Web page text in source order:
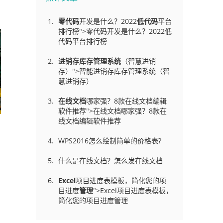
零代码开发是什么？2022低代码平台
排行榜">零代码开发是什么？2022低
代码平台排行榜
进销存库存管理系统 （智慧进销
存）">智能进销存库存管理系统（智
慧进销存）
在线文档哪家强？8款在线文档编辑
软件推荐">在线文档哪家强？8款在
线文档编辑软件推荐
WPS2016怎么绘制简单的价格表?
什么是在线文档？怎么发在线文档
Excel项目进度表模板，简化您的项
目进度管理">Excel项目进度表模板，
简化您的项目进度管理